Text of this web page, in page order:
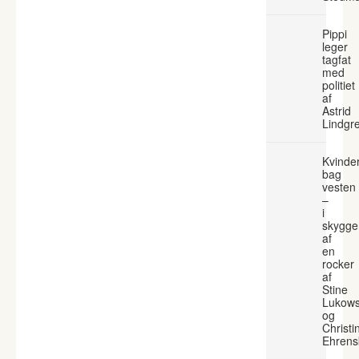
Pippi
leger
tagfat
med
politiet
af
Astrid
bag
vesten
–
i
af
en
rocker
af
Stine
og